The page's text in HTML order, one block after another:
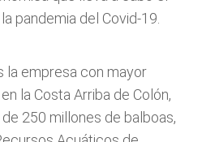
pandemia del Covid-19.
la empresa con mayor
la Costa Arriba de Colón,
250 millones de balboas,